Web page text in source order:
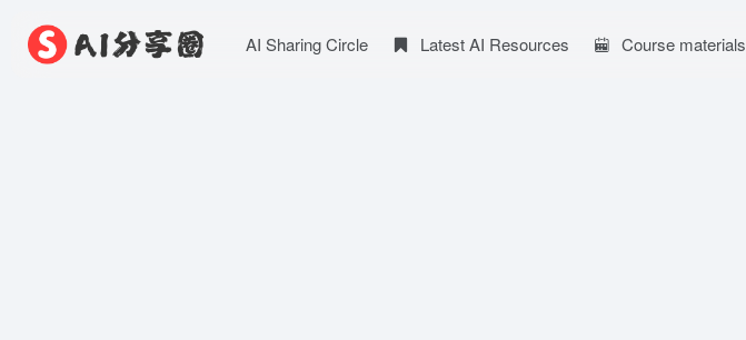
AI Sharing Circle Latest AI Resources Course materials